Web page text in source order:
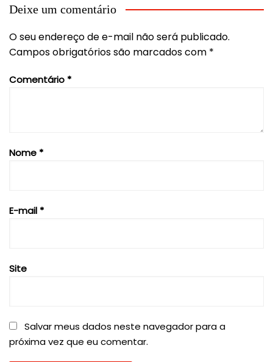
Deixe um comentário
O seu endereço de e-mail não será publicado.
Campos obrigatórios são marcados com *
Comentário *
Nome *
E-mail *
Site
Salvar meus dados neste navegador para a
próxima vez que eu comentar.